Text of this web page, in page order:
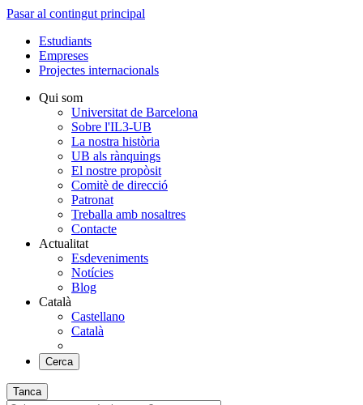
Pasar al contingut principal
Estudiants
Empreses
Projectes internacionals
Qui som
Universitat de Barcelona
Sobre l'IL3-UB
La nostra història
UB als rànquings
El nostre propòsit
Comitè de direcció
Patronat
Treballa amb nosaltres
Contacte
Actualitat
Esdeveniments
Notícies
Blog
Català
Castellano
Català
Cerca
Tanca